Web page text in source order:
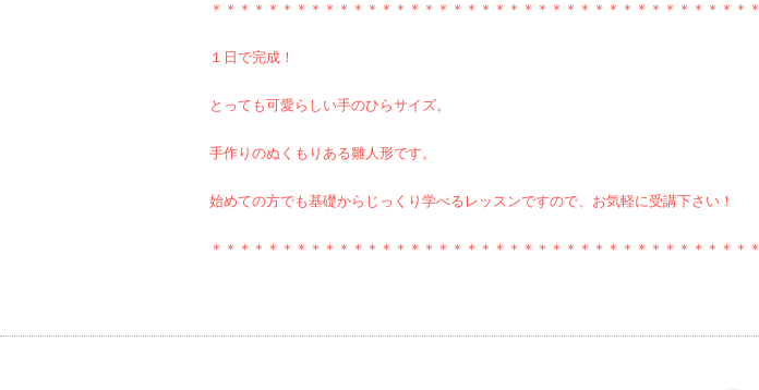
＊＊＊＊＊＊＊＊＊＊＊＊＊＊＊＊＊＊＊＊＊＊＊＊＊＊＊＊＊＊＊＊＊＊＊＊＊＊＊
１日で完成！
とっても可愛らしい手のひらサイズ。
手作りのぬくもりある雛人形です。
始めての方でも基礎からじっくり学べるレッスンですので、お気軽に受講下さい！
＊＊＊＊＊＊＊＊＊＊＊＊＊＊＊＊＊＊＊＊＊＊＊＊＊＊＊＊＊＊＊＊＊＊＊＊＊＊＊